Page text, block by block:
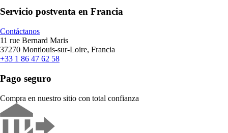
Servicio postventa en Francia
Contáctanos
11 rue Bernard Maris
37270 Montlouis-sur-Loire, Francia
+33 1 86 47 62 58
Pago seguro
Compra en nuestro sitio con total confianza